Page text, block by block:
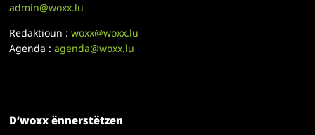
admin@woxx.lu
Redaktioun :woxx@woxx.lu
Agenda :agenda@woxx.lu
D’woxx ënnerstëtzen